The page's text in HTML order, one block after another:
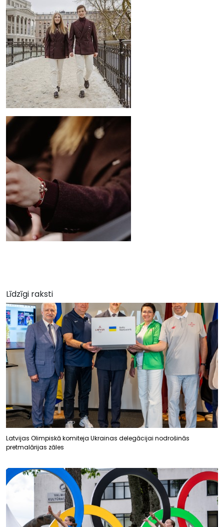
Līdzīgi raksti
Latvijas Olimpiskā komiteja Ukrainas delegācijai nodrošinās
pretmalārijas zāles